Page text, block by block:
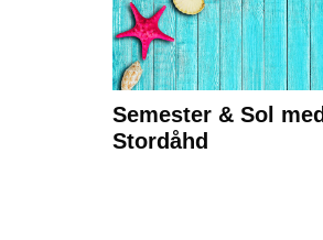
Semester & Sol med
Stordåhd